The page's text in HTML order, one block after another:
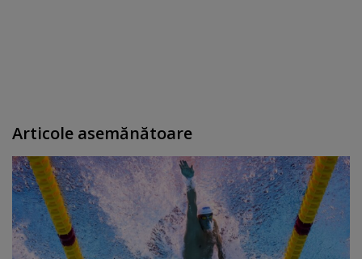
Articole asemănătoare